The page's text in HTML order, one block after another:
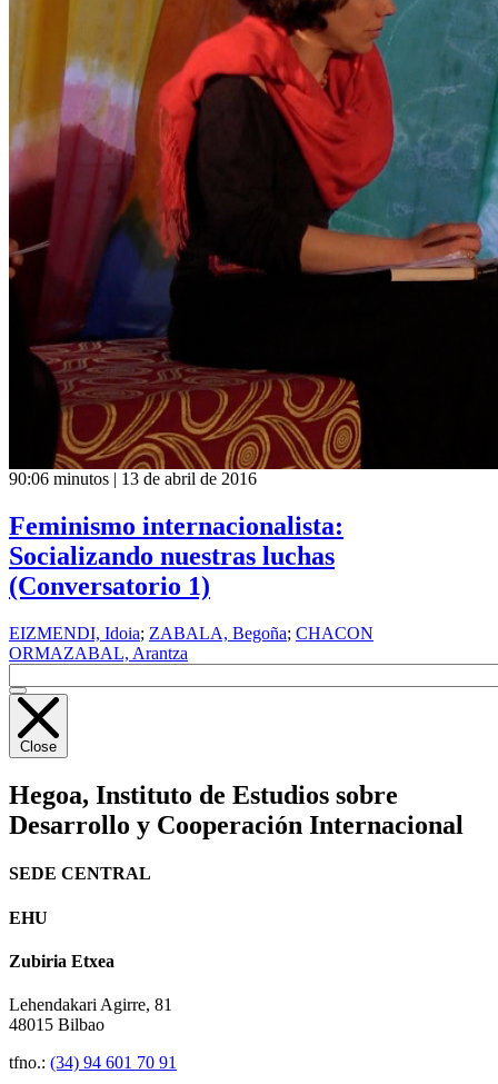
90:06 minutos | 13 de abril de 2016
Feminismo internacionalista:
Socializando nuestras luchas
(Conversatorio 1)
EIZMENDI, Idoia; ZABALA, Begoña; CHACON
ORMAZABAL, Arantza
Close
Hegoa, Instituto de Estudios sobre
Desarrollo y Cooperación Internacional
SEDE CENTRAL
EHU
Zubiria Etxea
Lehendakari Agirre, 81
48015 Bilbao
tfno.: (34) 94 601 70 91